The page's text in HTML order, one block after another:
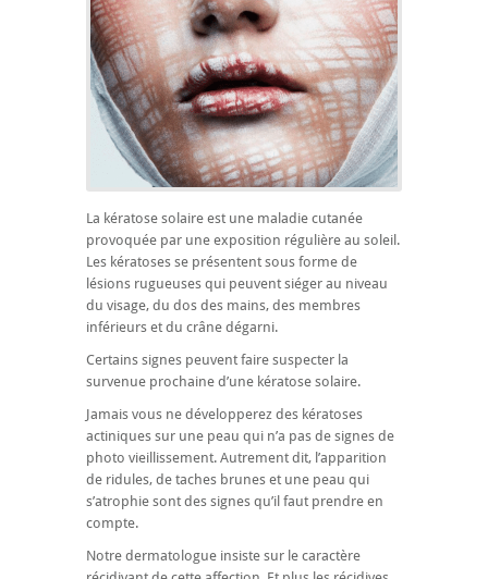
La kératose solaire est une maladie cutanée
provoquée par une exposition régulière au soleil.
Les kératoses se présentent sous forme de
lésions rugueuses qui peuvent siéger au niveau
du visage, du dos des mains, des membres
inférieurs et du crâne dégarni.
Certains signes peuvent faire suspecter la
survenue prochaine d’une kératose solaire.
Jamais vous ne développerez des kératoses
actiniques sur une peau qui n’a pas de signes de
photo vieillissement. Autrement dit, l’apparition
de ridules, de taches brunes et une peau qui
s’atrophie sont des signes qu’il faut prendre en
compte.
Notre dermatologue insiste sur le caractère